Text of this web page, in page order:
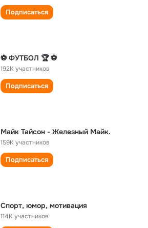
Подписаться
⚽ ФУТБОЛ 🏆 ⚽
192K участников
Подписаться
Майк Тайсон - Железный Майк.
159K участников
Подписаться
Спорт, юмор, мотивация
114K участников